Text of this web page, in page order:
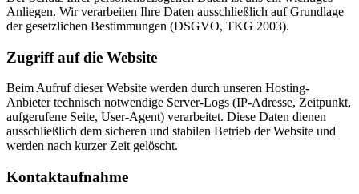
Anliegen. Wir verarbeiten Ihre Daten ausschließlich auf Grundlage
der gesetzlichen Bestimmungen (DSGVO, TKG 2003).
Zugriff auf die Website
Beim Aufruf dieser Website werden durch unseren Hosting-
Anbieter technisch notwendige Server-Logs (IP-Adresse, Zeitpunkt,
aufgerufene Seite, User-Agent) verarbeitet. Diese Daten dienen
ausschließlich dem sicheren und stabilen Betrieb der Website und
werden nach kurzer Zeit gelöscht.
Kontaktaufnahme